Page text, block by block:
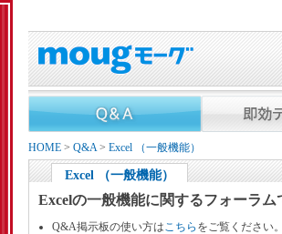
HOME > Q&A> Excel （一般機能）
Excel （一般機能）
Excelの一般機能に関するフォーラム
Q&A掲示板の使い方は こちら をご覧ください。